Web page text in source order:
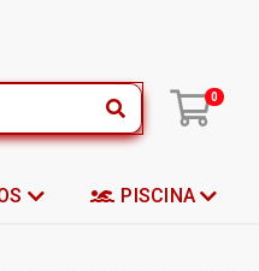
0
PISCINA